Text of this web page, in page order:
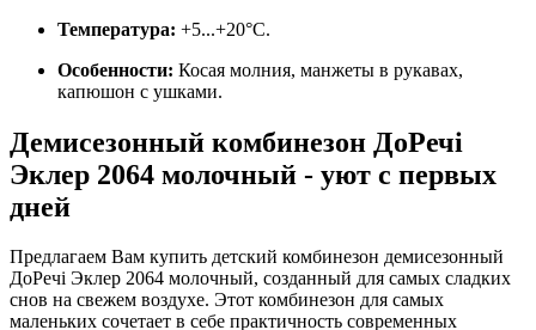
Температура: +5...+20°С.
Особенности: Косая молния, манжеты в рукавах,
капюшон с ушками.
Демисезонный комбинезон ДоРечі
Эклер 2064 молочный - уют с первых
дней
Предлагаем Вам купить детский комбинезон демисезонный
ДоРечі Эклер 2064 молочный, созданный для самых сладких
снов на свежем воздухе. Этот комбинезон для самых
маленьких сочетает в себе практичность современных